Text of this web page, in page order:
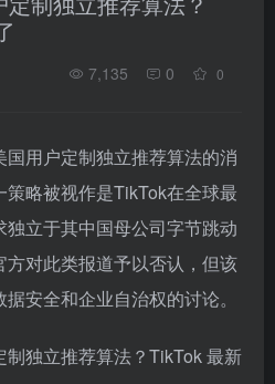
7,135 0 0
用户定制独立推荐算法的消
略被视作是TikTok在全球最
立于其中国母公司字节跳动
对此类报道予以否认，但该
安全和企业自治权的讨论。